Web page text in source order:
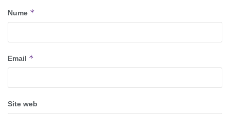
Nume *
Email *
Site web